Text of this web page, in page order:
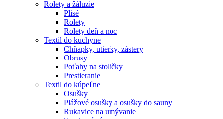
Rolety a žáluzie
Plisé
Rolety
Rolety deň a noc
Textil do kuchyne
Chňapky, utierky, zástery
Obrusy
Poťahy na stoličky
Prestieranie
Textil do kúpeľne
Osušky
Plážové osušky a osušky do sauny
Rukavice na umývanie